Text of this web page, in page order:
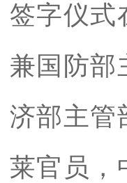
签字仪式
兼国防部
济部主管
莱官员，